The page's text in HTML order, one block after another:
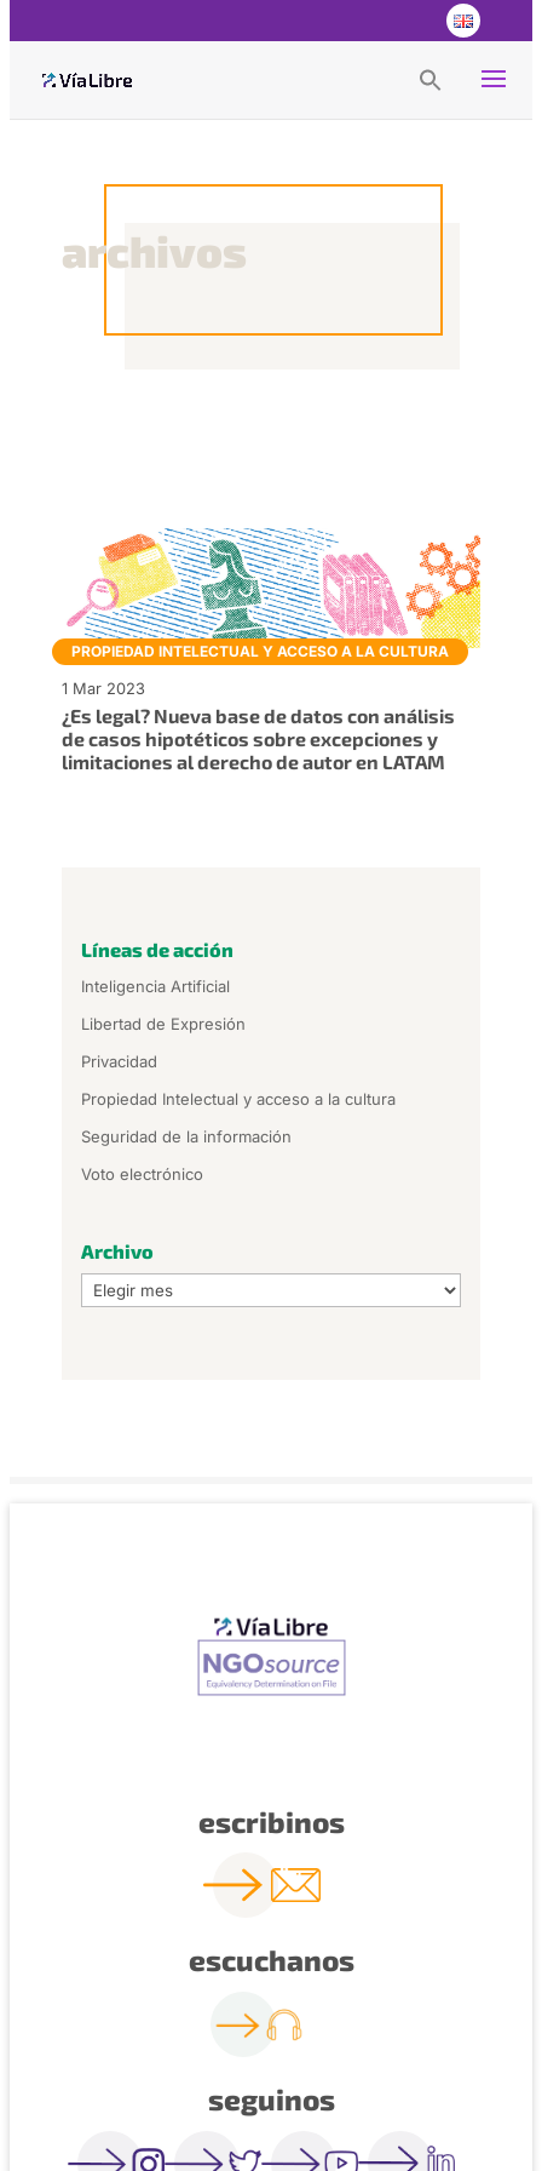
Search Button
archivos
¿Es legal? Nueva base de datos con análisis
de casos hipotéticos sobre excepciones y
limitaciones al derecho de autor en LATAM
1 Mar 2023
PROPIEDAD INTELECTUAL Y ACCESO A LA CULTURA
Líneas de acción
Inteligencia Artificial
Libertad de Expresión
Privacidad
Propiedad Intelectual y acceso a la cultura
Seguridad de la información
Voto electrónico
Archivo
Archivo
escribinos
escuchanos
seguinos